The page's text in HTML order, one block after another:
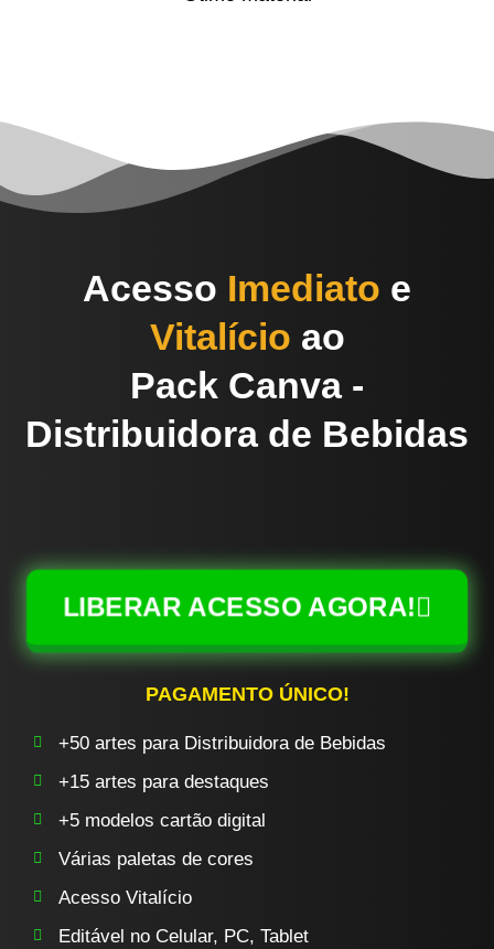
Acesso Imediato e
Vitalício ao
Pack Canva -
Distribuidora de Bebidas
LIBERAR ACESSO AGORA!
PAGAMENTO ÚNICO!
+50 artes para Distribuidora de Bebidas
+15 artes para destaques
+5 modelos cartão digital
Várias paletas de cores
Acesso Vitalício
Editável no Celular, PC, Tablet